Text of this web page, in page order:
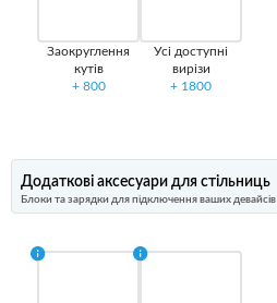
Заокруглення
кутів
+ 800
Усі доступні
вирізи
+ 1800
Додаткові аксесуари для стільниць
Блоки та зарядки для підключення вашиx девайсів